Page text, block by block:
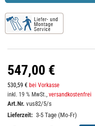
547,00 €
530,59 € bei Vorkasse
inkl. 19 % MwSt., versandkostenfrei
Art.Nr. vus82/5/s
Lieferzeit: 3-5 Tage (Mo-Fr)